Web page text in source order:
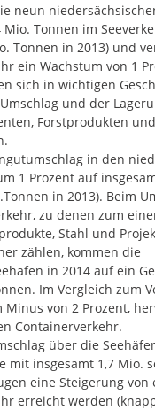
neun
Tonnen im
Tonnen in 2013) und
ein Wachstum von 1
sich in wichtigen
und der
Forstprodukten
in den
1 Prozent auf
in 2013). Beim
zu denen zum
Stahl und
zählen, kommen die
in 2014 auf ein
Im Vergleich zum
von 2 Prozent,
Containerverkehr.
über die
mit insgesamt 1,7 Mio.
eine Steigerung von
erreicht werden